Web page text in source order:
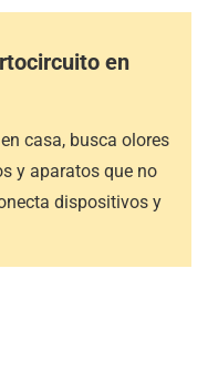
en
casa, busca olores
y aparatos que no
dispositivos y